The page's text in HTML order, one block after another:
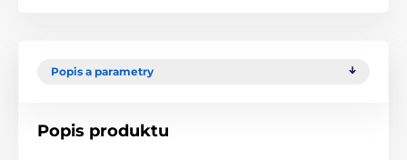
Popis a parametry
Popis produktu